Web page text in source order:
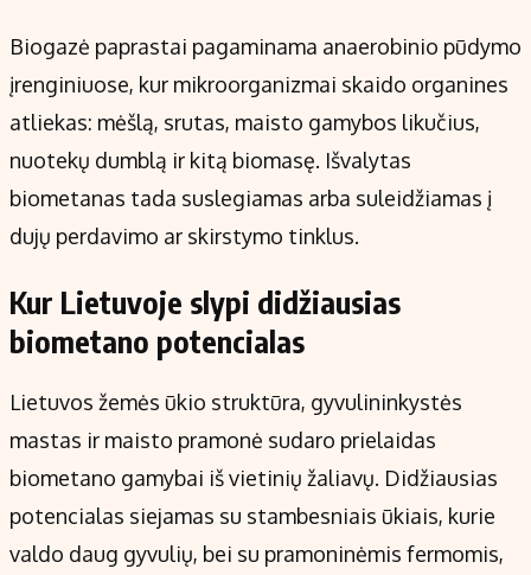
Biogazė paprastai pagaminama anaerobinio pūdymo
įrenginiuose, kur mikroorganizmai skaido organines
atliekas: mėšlą, srutas, maisto gamybos likučius,
nuotekų dumblą ir kitą biomasę. Išvalytas
biometanas tada suslegiamas arba suleidžiamas į
dujų perdavimo ar skirstymo tinklus.
Kur Lietuvoje slypi didžiausias
biometano potencialas
Lietuvos žemės ūkio struktūra, gyvulininkystės
mastas ir maisto pramonė sudaro prielaidas
biometano gamybai iš vietinių žaliavų. Didžiausias
potencialas siejamas su stambesniais ūkiais, kurie
valdo daug gyvulių, bei su pramoninėmis fermomis,